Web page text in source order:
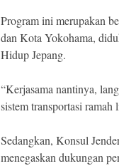
Program ini merupakan
dan Kota Yokohama,
Hidup Jepang.
“Kerjasama nantinya,
sistem transportasi
Sedangkan, Konsul
menegaskan dukungan